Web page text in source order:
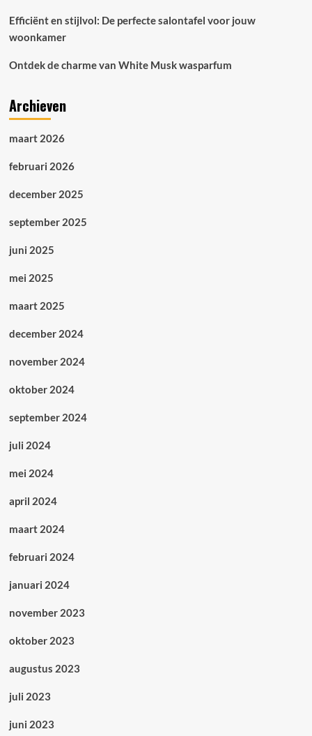
Efficiënt en stijlvol: De perfecte salontafel voor jouw
woonkamer
Ontdek de charme van White Musk wasparfum
Archieven
maart 2026
februari 2026
december 2025
september 2025
juni 2025
mei 2025
maart 2025
december 2024
november 2024
oktober 2024
september 2024
juli 2024
mei 2024
april 2024
maart 2024
februari 2024
januari 2024
november 2023
oktober 2023
augustus 2023
juli 2023
juni 2023